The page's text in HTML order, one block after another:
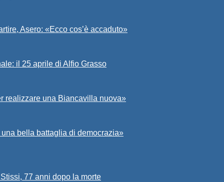
Asero: «Ecco cos’è accaduto»
il 25 aprile di Alfio Grasso
realizzare una Biancavilla nuova»
bella battaglia di democrazia»
77 anni dopo la morte